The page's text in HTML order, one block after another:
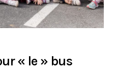
« le » bus